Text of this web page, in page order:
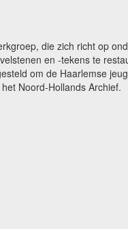
die zich richt op
en -tekens te
om de Haarlemse
Noord-Hollands Archief.